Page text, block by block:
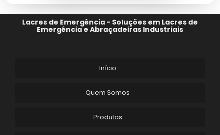
Lembramos que o uso deabraçadeiras tipo u para
inovação, sendo um componente vital para quem
empenhada em trazer as melhores soluções do
Lacres de Emergência - Soluções em Lacres de
Emergência e Abraçadeiras Industriais
Início
Quem Somos
Produtos